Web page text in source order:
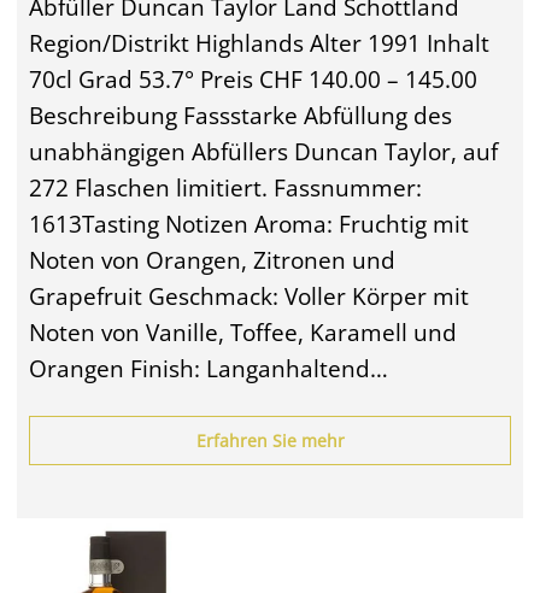
Abfüller Duncan Taylor Land Schottland
Region/Distrikt Highlands Alter 1991 Inhalt
70cl Grad 53.7° Preis CHF 140.00 – 145.00
Beschreibung Fassstarke Abfüllung des
unabhängigen Abfüllers Duncan Taylor, auf
272 Flaschen limitiert. Fassnummer:
1613Tasting Notizen Aroma: Fruchtig mit
Noten von Orangen, Zitronen und
Grapefruit Geschmack: Voller Körper mit
Noten von Vanille, Toffee, Karamell und
Orangen Finish: Langanhaltend…
Erfahren Sie mehr